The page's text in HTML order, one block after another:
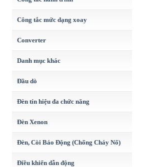
Công tắc mức dạng xoay
Converter
Danh mục khác
Đầu dò
Đèn tín hiệu đa chức năng
Đèn Xenon
Đèn, Còi Báo Động (Chống Cháy Nổ)
Điều khiển dẫn động